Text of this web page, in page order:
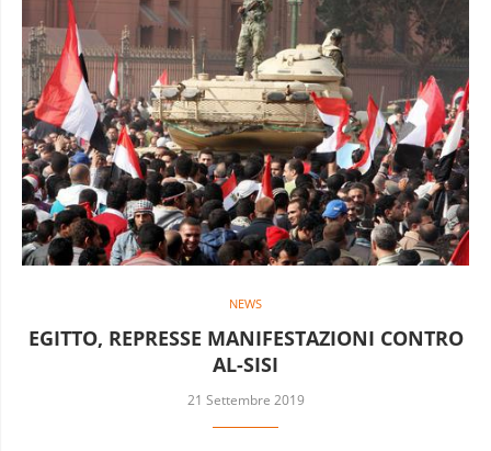
NEWS
EGITTO, REPRESSE MANIFESTAZIONI CONTRO
AL-SISI
21 Settembre 2019